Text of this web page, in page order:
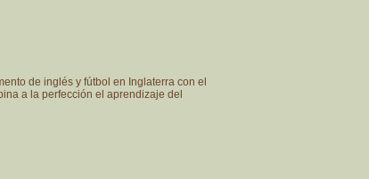
de inglés y fútbol en Inglaterra con el
a la perfección el aprendizaje del